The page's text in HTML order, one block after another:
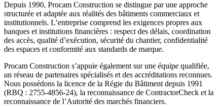
Depuis 1990, Procam Construction se distingue par une approche
structurée et adaptée aux réalités des bâtiments commerciaux et
institutionnels. L’entreprise comprend les exigences propres aux
banques et institutions financières : respect des délais, coordination
des accès, qualité d’exécution, sécurité du chantier, confidentialité
des espaces et conformité aux standards de marque.
Procam Construction s’appuie également sur une équipe qualifiée,
un réseau de partenaires spécialisés et des accréditations reconnues.
Nous possédons la licence de la Régie du Bâtiment depuis 1991
(RBQ : 2755-4856-24), la reconnaissance de ContractorCheck et la
reconnaissance de l’Autorité des marchés financiers.